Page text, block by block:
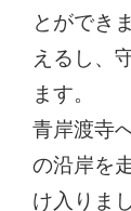
とができ
えるし、
ます。
青岸渡寺
の沿岸を
け入りま